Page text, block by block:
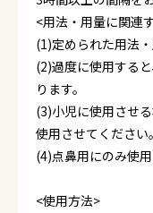
<用法・用量に関連
(1)定められた用法
(2)過度に使用する
ります。
(3)小児に使用させ
使用させてください。
(4)点鼻用にのみ使用
<使用方法>